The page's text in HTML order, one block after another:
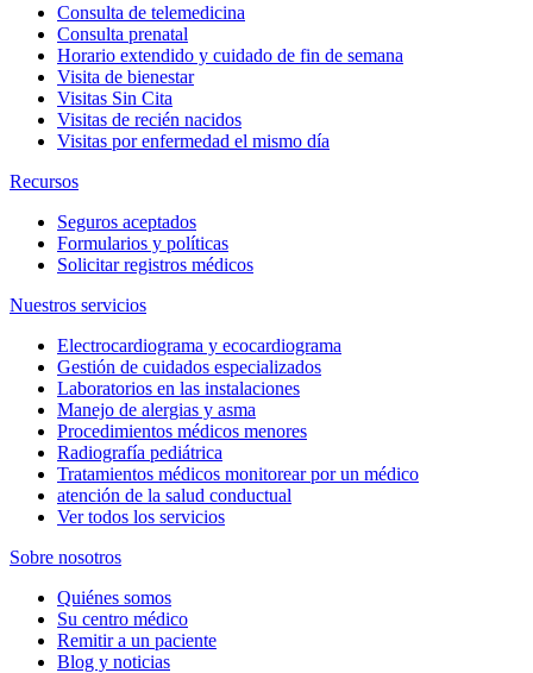
Consulta de telemedicina
Consulta prenatal
Horario extendido y cuidado de fin de semana
Visita de bienestar
Visitas Sin Cita
Visitas de recién nacidos
Visitas por enfermedad el mismo día
Recursos
Seguros aceptados
Formularios y políticas
Solicitar registros médicos
Nuestros servicios
Electrocardiograma y ecocardiograma
Gestión de cuidados especializados
Laboratorios en las instalaciones
Manejo de alergias y asma
Procedimientos médicos menores
Radiografía pediátrica
Tratamientos médicos monitorear por un médico
atención de la salud conductual
Ver todos los servicios
Sobre nosotros
Quiénes somos
Su centro médico
Remitir a un paciente
Blog y noticias